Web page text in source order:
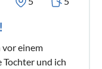
vor einem
Tochter und ich